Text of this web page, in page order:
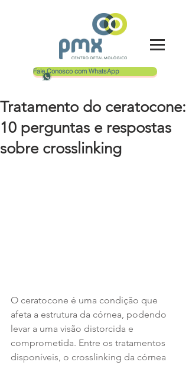
Fale Conosco com WhatsApp
Tratamento do ceratocone:
10 perguntas e respostas
sobre crosslinking
O ceratocone é uma condição que
afeta a estrutura da córnea, podendo
levar a uma visão distorcida e
comprometida. Entre os tratamentos
disponíveis, o crosslinking da córnea